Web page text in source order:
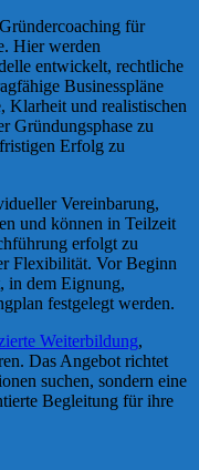
für
Hier werden
entwickelt, rechtliche
Businesspläne
Klarheit und realistischen
Gründungsphase zu
Erfolg zu
Vereinbarung,
und können in Teilzeit
erfolgt zu
Flexibilität. Vor Beginn
in dem Eignung,
festgelegt werden.
Weiterbildung,
Das Angebot richtet
suchen, sondern eine
Begleitung für ihre